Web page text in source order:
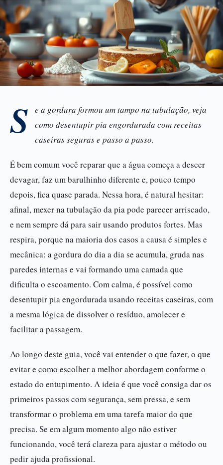
S
e a gordura formou um tampo na tubulação, veja
como desentupir pia engordurada com receitas
caseiras seguras e passo a passo.
É bem comum você reparar que a água começa a descer
devagar, faz um barulhinho diferente e, pouco tempo
depois, fica quase parada. Nessa hora, é natural hesitar:
afinal, mexer na tubulação da pia pode parecer arriscado,
e nem sempre dá para sair usando produtos fortes. Mas
respira, porque na maioria dos casos a causa é simples e
mecânica: a gordura do dia a dia se acumula, gruda nas
paredes internas e vai formando uma camada que
dificulta o escoamento. Com calma, é possível como
desentupir pia engordurada usando receitas caseiras, com
a mesma lógica de dissolver o resíduo, amolecer e
facilitar a passagem.
Ao longo deste guia, você vai entender o que fazer, o que
evitar e como escolher a melhor abordagem conforme o
estado do entupimento. A ideia é que você consiga dar os
primeiros passos com segurança, sem pressa, e sem
transformar o problema em uma tarefa maior do que
precisa. Se em algum momento algo não estiver
funcionando, você terá clareza para ajustar o método ou
pedir ajuda profissional.